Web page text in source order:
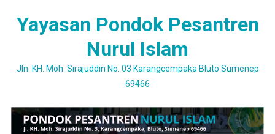
Yayasan Pondok Pesantren
Nurul Islam
Jln. KH. Moh. Sirajuddin No. 03 Karangcempaka Bluto Sumenep
69466